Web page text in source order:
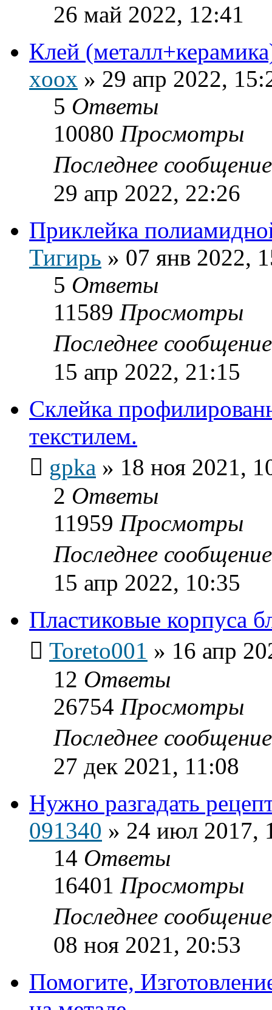
26 май 2022, 12:41
Клей
xoox » 29 апр 2022,
5 Ответы
10080 Просмотры
Последнее
29 апр 2022, 22:26
Приклейка
Тигирь » 07 янв 2022,
5 Ответы
11589 Просмотры
Последнее
15 апр 2022, 21:15
Склейка
текстилем.
gpka » 18 ноя 2021,
2 Ответы
11959 Просмотры
Последнее
15 апр 2022, 10:35
Пластиковые корпуса
Toreto001 » 16 апр
12 Ответы
26754 Просмотры
Последнее
27 дек 2021, 11:08
Нужно разгадать
091340 » 24 июл 2017,
14 Ответы
16401 Просмотры
Последнее
08 ноя 2021, 20:53
Помогите,